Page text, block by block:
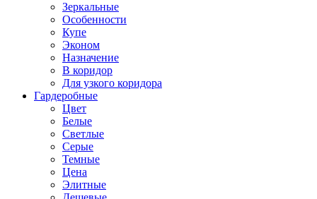
Зеркальные
Особенности
Купе
Эконом
Назначение
В коридор
Для узкого коридора
Гардеробные
Цвет
Белые
Светлые
Серые
Темные
Цена
Элитные